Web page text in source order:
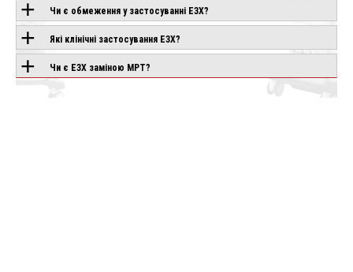
Чи є обмеження у застосуванні ЕЗХ?
Які клінічні застосування ЕЗХ?
Чи є ЕЗХ заміною МРТ?
SAMSUNG V6